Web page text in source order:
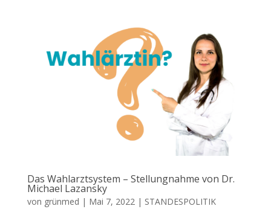
Das Wahlarztsystem – Stellungnahme von Dr.
Michael Lazansky
von grünmed | Mai 7, 2022| STANDESPOLITIK